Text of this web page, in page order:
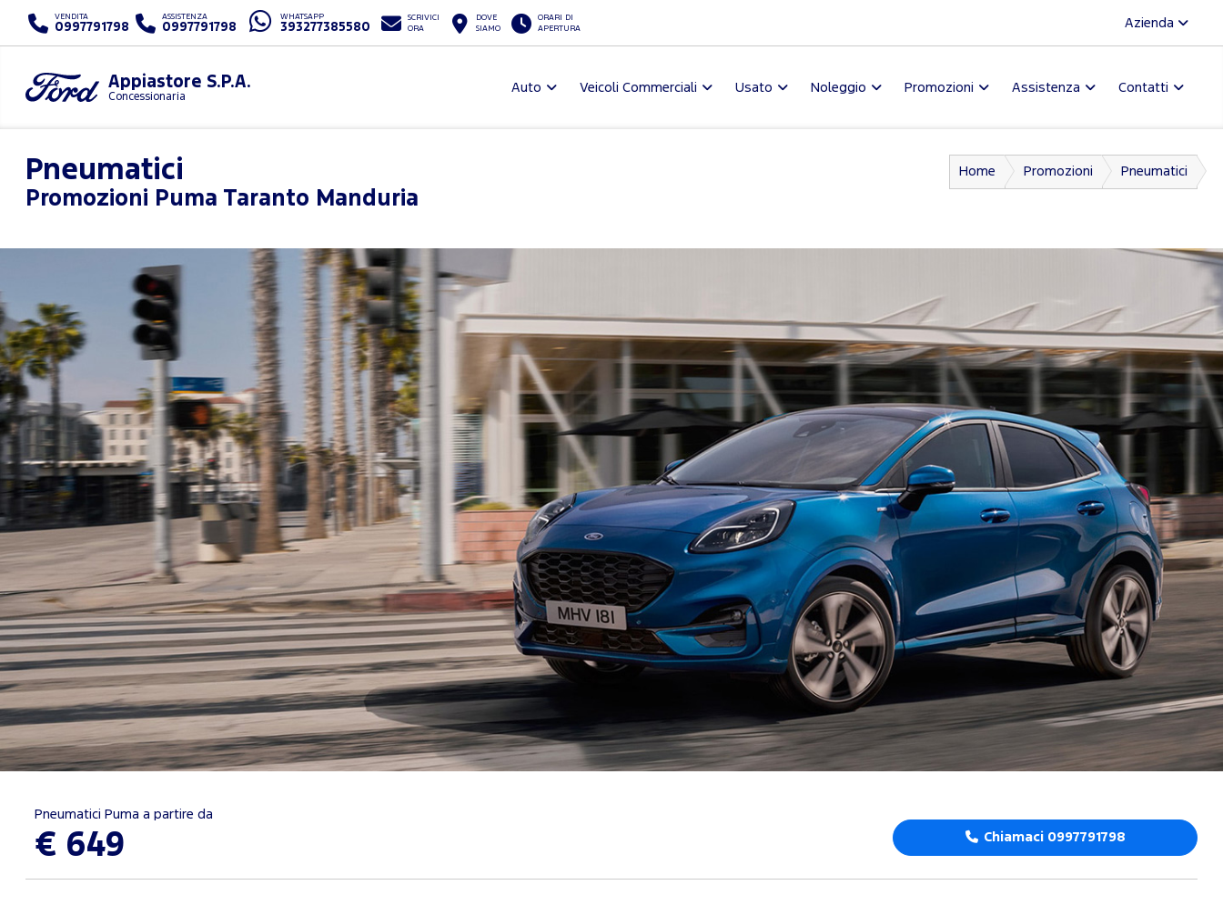
VENDITA
0997791798
ASSISTENZA
0997791798
WHATSAPP
393277385580
SCRIVICI
ORA
DOVE
SIAMO
ORARI DI
APERTURA
Azienda
Appiastore S.P.A.
Concessionaria
Auto Veicoli Commerciali Usato Noleggio Promozioni Assistenza Contatti
Pneumatici
Promozioni Puma Taranto Manduria
Home Promozioni Pneumatici
Pneumatici Puma a partire da
€ 649 Chiamaci 0997791798